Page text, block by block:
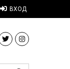
ВХОД